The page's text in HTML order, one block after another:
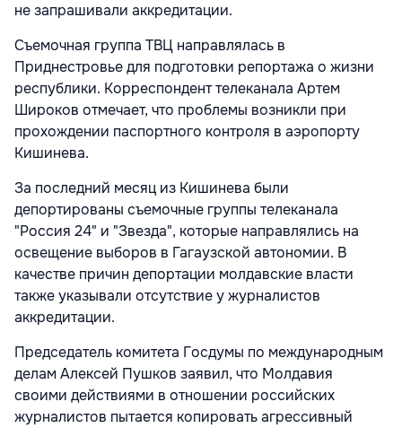
не запрашивали аккредитации.
Съемочная группа ТВЦ направлялась в
Приднестровье для подготовки репортажа о жизни
республики. Корреспондент телеканала Артем
Широков отмечает, что проблемы возникли при
прохождении паспортного контроля в аэропорту
Кишинева.
За последний месяц из Кишинева были
депортированы съемочные группы телеканала
"Россия 24" и "Звезда", которые направлялись на
освещение выборов в Гагаузской автономии. В
качестве причин депортации молдавские власти
также указывали отсутствие у журналистов
аккредитации.
Председатель комитета Госдумы по международным
делам Алексей Пушков заявил, что Молдавия
своими действиями в отношении российских
журналистов пытается копировать агрессивный